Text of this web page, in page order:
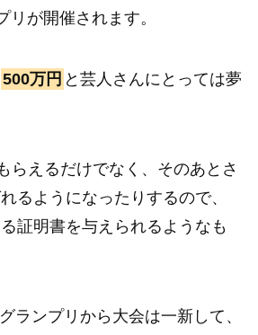
リが開催されます。
500万円 と芸人さんにとっては夢
らえるだけでなく、そのあとさ
るようになったりするので、
証明書を与えられるようなも
ランプリから大会は一新して、